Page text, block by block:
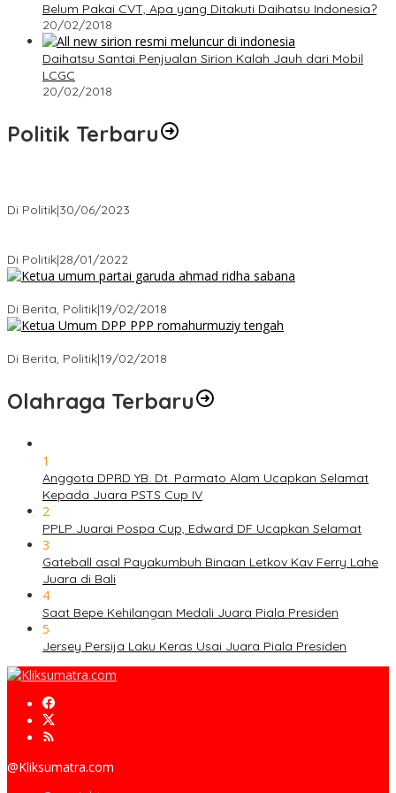
Belum Pakai CVT, Apa yang Ditakuti Daihatsu Indonesia?
20/02/2018
Daihatsu Santai Penjualan Sirion Kalah Jauh dari Mobil
LCGC
20/02/2018
Politik Terbaru
Di Politik|30/06/2023
Di Politik|28/01/2022
Di Berita, Politik|19/02/2018
Di Berita, Politik|19/02/2018
Olahraga Terbaru
1
Anggota DPRD YB. Dt. Parmato Alam Ucapkan Selamat
Kepada Juara PSTS Cup IV
2
PPLP Juarai Pospa Cup, Edward DF Ucapkan Selamat
3
Gateball asal Payakumbuh Binaan Letkov Kav Ferry Lahe
Juara di Bali
4
Saat Bepe Kehilangan Medali Juara Piala Presiden
5
Jersey Persija Laku Keras Usai Juara Piala Presiden
@Kliksumatra.com